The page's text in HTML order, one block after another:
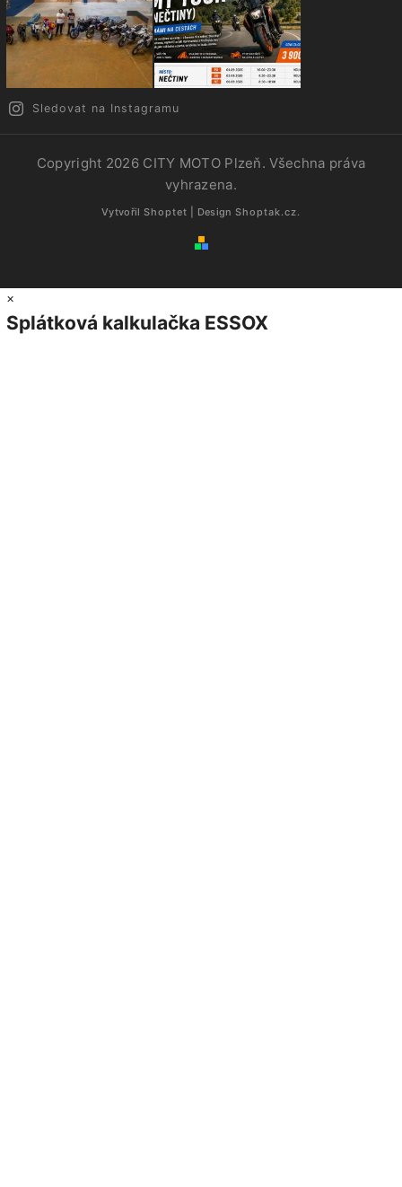
Sledovat na Instagramu
Copyright 2026 CITY MOTO Plzeň. Všechna práva
vyhrazena.
Vytvořil Shoptet | Design Shoptak.cz.
×
Splátková kalkulačka ESSOX